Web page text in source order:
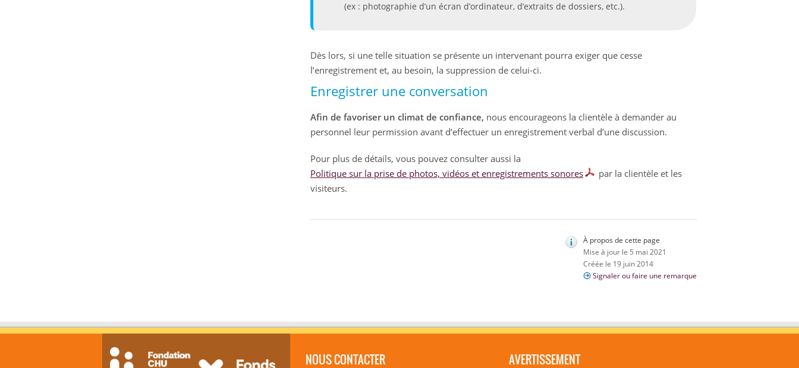
(ex : photographie d’un écran d’ordinateur, d’extraits de dossiers, etc.).
Dès lors, si une telle situation se présente un intervenant pourra exiger que cesse
l’enregistrement et, au besoin, la suppression de celui-ci.
Enregistrer une conversation
Afin de favoriser un climat de confiance, nous encourageons la clientèle à demander au
personnel leur permission avant d’effectuer un enregistrement verbal d’une discussion.
Pour plus de détails, vous pouvez consulter aussi la
Politique sur la prise de photos, vidéos et enregistrements sonores
par la clientèle et les
visiteurs.
À propos de cette page
Mise à jour le 5 mai 2021
Créée le 19 juin 2014
Signaler ou faire une remarque
NOUS CONTACTER AVERTISSEMENT